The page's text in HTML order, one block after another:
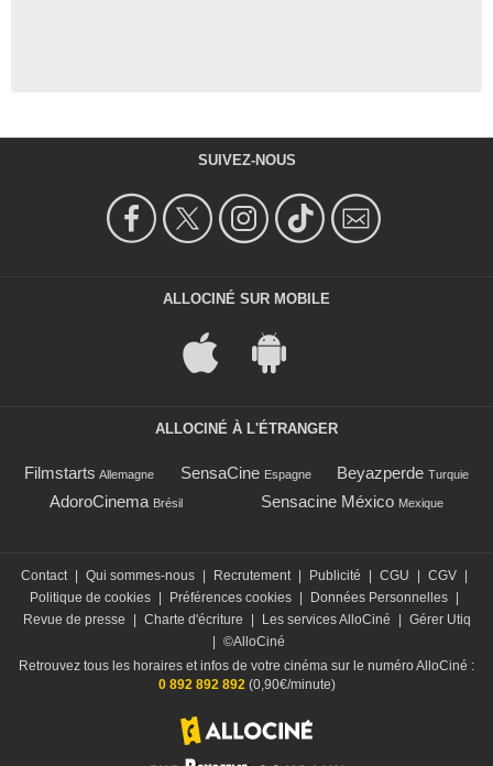
SUIVEZ-NOUS
ALLOCINÉ SUR MOBILE
ALLOCINÉ À L'ÉTRANGER
Filmstarts Allemagne SensaCine Espagne Beyazperde Turquie
AdoroCinema Brésil Sensacine México Mexique
Contact | Qui sommes-nous | Recrutement | Publicité | CGU | CGV |
Politique de cookies | Préférences cookies | Données Personnelles |
Revue de presse
| Charte d'écriture | Les services AlloCiné | Gérer Utiq
| ©AlloCiné
Retrouvez tous les horaires et infos de votre cinéma sur le numéro AlloCiné :
0 892 892 892 (0,90€/minute)